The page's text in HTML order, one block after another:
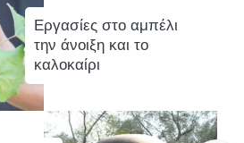
Εργασίες στο αμπέλι
την άνοιξη και το
καλοκαίρι